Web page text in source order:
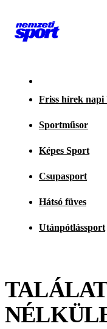
Friss hírek napi
Sportműsor
Képes Sport
Csupasport
Hátsó füves
Utánpótlássport